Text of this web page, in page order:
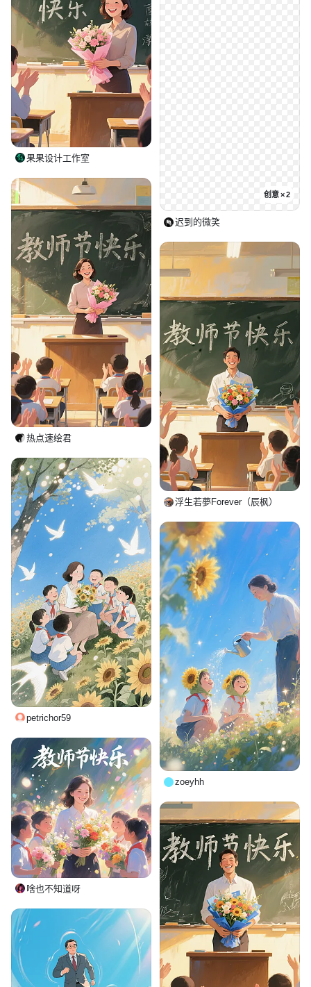
果果设计工作室
创意 × 2
迟到的微笑
热点速绘君
浮生若夢Forever（辰枫）
petrichor59
zoeyhh
啥也不知道呀